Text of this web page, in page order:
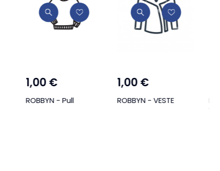
1,00 €
ROBBYN - Pull
1,00 €
ROBBYN - VESTE